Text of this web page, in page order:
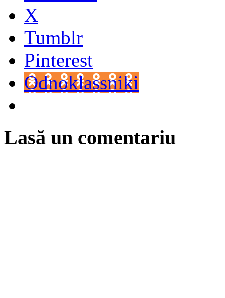
X
Tumblr
Pinterest
Odnoklassniki
Lasă un comentariu